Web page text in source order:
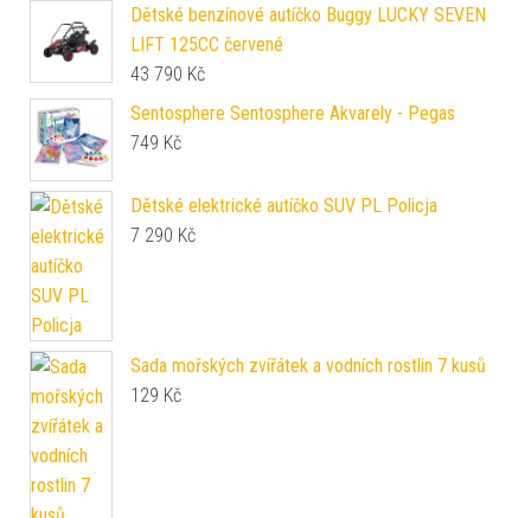
Dětské benzínové autíčko Buggy LUCKY SEVEN
LIFT 125CC červené
43 790 Kč
Sentosphere Sentosphere Akvarely - Pegas
749 Kč
Dětské elektrické autíčko SUV PL Policja
7 290 Kč
Sada mořských zvířátek a vodních rostlin 7 kusů
129 Kč